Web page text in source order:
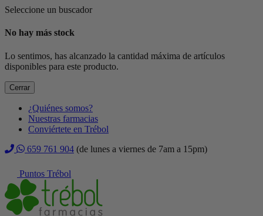
Seleccione un buscador
No hay más stock
Lo sentimos, has alcanzado la cantidad máxima de artículos
disponibles para este producto.
Cerrar
¿Quiénes somos?
Nuestras farmacias
Conviértete en Trébol
659 761 904 (de lunes a viernes de 7am a 15pm)
Puntos Trébol